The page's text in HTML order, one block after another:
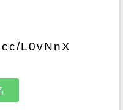
L0vNnX